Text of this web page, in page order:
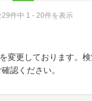
29件中 1 - 20件を表示
変更しております。
認ください。